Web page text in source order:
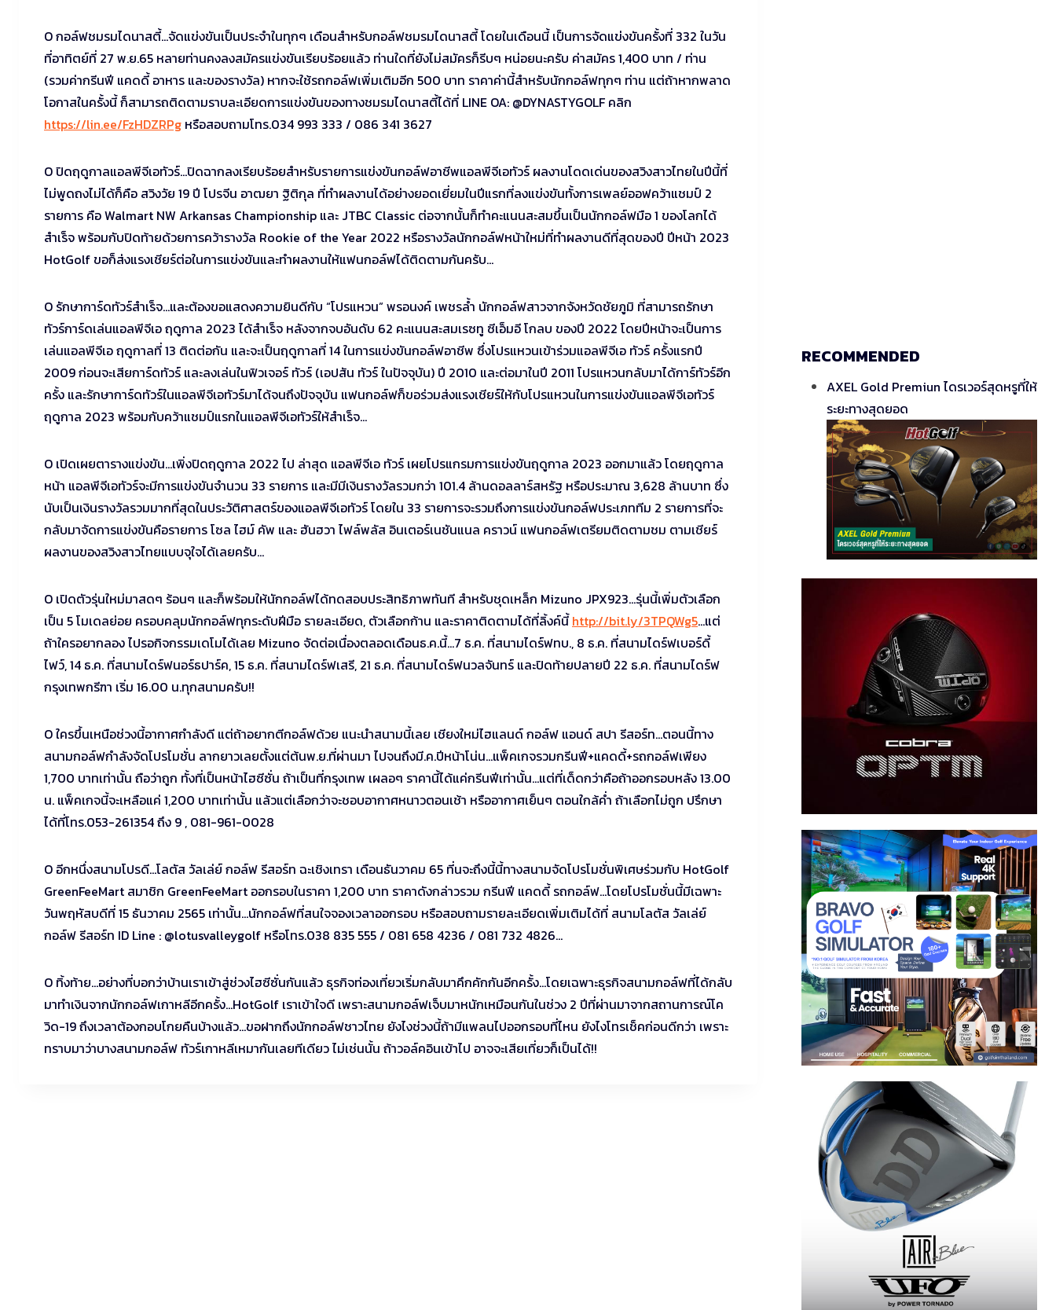
O กอล์ฟชมรมไดนาสตี้…จัดแข่งขันเป็นประจำในทุกๆ เดือนสำหรับกอล์ฟชมรมไดนาสตี้ โดยในเดือนนี้ เป็นการจัดแข่งขันครั้งที่ 332 ในวัน
ที่อาทิตย์ที่ 27 พ.ย.65 หลายท่านคงลงสมัครแข่งขันเรียบร้อยแล้ว ท่านใดที่ยังไม่สมัครก็รีบๆ หน่อยนะครับ ค่าสมัคร 1,400 บาท / ท่าน
(รวมค่ากรีนฟี แคดดี้ อาหาร และของรางวัล) หากจะใช้รถกอล์ฟเพิ่มเติมอีก 500 บาท ราคาค่านี้สำหรับนักกอล์ฟทุกๆ ท่าน แต่ถ้าหากพลาด
โอกาสในครั้งนี้ ก็สามารถติดตามราบละเอียดการแข่งขันของทางชมรมไดนาสตี้ได้ที่ LINE OA: @DYNASTYGOLF คลิก
https://lin.ee/FzHDZRPg หรือสอบถามโทร.034 993 333 / 086 341 3627
O ปิดฤดูกาลแอลพีจีเอทัวร์…ปิดฉากลงเรียบร้อยสำหรับรายการแข่งขันกอล์ฟอาชีพแอลพีจีเอทัวร์ ผลงานโดดเด่นของสวิงสาวไทยในปีนี้ที่
ไม่พูดถงไม่ได้ก็คือ สวิงวัย 19 ปี โปรจีน อาฒยา ฐิติกุล ที่ทำผลงานได้อย่างยอดเยี่ยมในปีแรกที่ลงแข่งขันทั้งการเพลย์ออฟคว้าแชมป์ 2
รายการ คือ Walmart NW Arkansas Championship และ JTBC Classic ต่อจากนั้นก็ทำคะแนนสะสมขึ้นเป็นนักกอล์ฟมือ 1 ของโลกได้
สำเร็จ พร้อมกับปิดท้ายด้วยการคว้ารางวัล Rookie of the Year 2022 หรือรางวัลนักกอล์ฟหน้าใหม่ที่ทำผลงานดีที่สุดของปี ปีหน้า 2023
HotGolf ขอก็ส่งแรงเชียร์ต่อในการแข่งขันและทำผลงานให้แฟนกอล์ฟได้ติดตามกันครับ…
O รักษาการ์ดทัวร์สำเร็จ…และต้องขอแสดงความยินดีกับ “โปรแหวน” พรอนงค์ เพชรล้ำ นักกอล์ฟสาวจากจังหวัดชัยภูมิ ที่สามารถรักษา
ทัวร์การ์ดเล่นแอลพีจีเอ ฤดูกาล 2023 ได้สำเร็จ หลังจากจบอันดับ 62 คะแนนสะสมเรซทู ซีเอ็มอี โกลบ ของปี 2022 โดยปีหน้าจะเป็นการ
เล่นแอลพีจีเอ ฤดูกาลที่ 13 ติดต่อกัน และจะเป็นฤดูกาลที่ 14 ในการแข่งขันกอล์ฟอาชีพ ซึ่งโปรแหวนเข้าร่วมแอลพีจีเอ ทัวร์ ครั้งแรกปี
2009 ก่อนจะเสียการ์ดทัวร์ และลงเล่นในฟิวเจอร์ ทัวร์ (เอปสัน ทัวร์ ในปัจจุบัน) ปี 2010 และต่อมาในปี 2011 โปรแหวนกลับมาได้การ์ทัวร์อีก
ครั้ง และรักษาการ์ดทัวร์ในแอลพีจีเอทัวร์มาได้จนถึงปัจจุบัน แฟนกอล์ฟก็ขอร่วมส่งแรงเชียร์ให้กับโปรแหวนในการแข่งขันแอลพีจีเอทัวร์
ฤดูกาล 2023 พร้อมกับคว้าแชมป์แรกในแอลพีจีเอทัวร์ให้สำเร็จ…
O เปิดเผยตารางแข่งขัน…เพิ่งปิดฤดูกาล 2022 ไป ล่าสุด แอลพีจีเอ ทัวร์ เผยโปรแกรมการแข่งขันฤดูกาล 2023 ออกมาแล้ว โดยฤดูกาล
หน้า แอลพีจีเอทัวร์จะมีการแข่งขันจำนวน 33 รายการ และมีมีเงินรางวัลรวมกว่า 101.4 ล้านดอลลาร์สหรัฐ หรือประมาณ 3,628 ล้านบาท ซึ่ง
นับเป็นเงินรางวัลรวมมากที่สุดในประวัติศาสตร์ของแอลพีจีเอทัวร์ โดยใน 33 รายการจะรวมถึงการแข่งขันกอล์ฟประเภททีม 2 รายการที่จะ
กลับมาจัดการแข่งขันคือรายการ โซล ไฮม์ คัพ และ ฮันฮวา ไฟล์พลัส อินเตอร์เนชันแนล คราวน์ แฟนกอล์ฟเตรียมติดตามชม ตามเชียร์
ผลงานของสวิงสาวไทยแบบจุใจได้เลยครับ…
O เปิดตัวรุ่นใหม่มาสดๆ ร้อนๆ และก็พร้อมให้นักกอล์ฟได้ทดสอบประสิทธิภาพทันที สำหรับชุดเหล็ก Mizuno JPX923…รุ่นนี้เพิ่มตัวเลือก
เป็น 5 โมเดลย่อย ครอบคลุมนักกอล์ฟทุกระดับฝีมือ รายละเอียด, ตัวเลือกก้าน และราคาติดตามได้ที่ลิ้งค์นี้http://bit.ly/3TPQWg5…แต่
ถ้าใครอยากลอง ไปรอกิจกรรมเดโมได้เลย Mizuno จัดต่อเนื่องตลอดเดือนธ.ค.นี้…7 ธ.ค. ที่สนามไดร์ฟทบ., 8 ธ.ค. ที่สนามไดร์ฟเบอร์ดี้
ไฟว์, 14 ธ.ค. ที่สนามไดร์ฟนอร์ธปาร์ค, 15 ธ.ค. ที่สนามไดร์ฟเสรี, 21 ธ.ค. ที่สนามไดร์ฟนวลจันทร์ และปิดท้ายปลายปี 22 ธ.ค. ที่สนามไดร์ฟ
กรุงเทพกรีฑา เริ่ม 16.00 น.ทุกสนามครับ!!
O ใครขึ้นเหนือช่วงนี้อากาศกำลังดี แต่ถ้าอยากตีกอล์ฟด้วย แนะนำสนามนี้เลย เชียงใหม่ไฮแลนด์ กอล์ฟ แอนด์ สปา รีสอร์ท…ตอนนี้ทาง
สนามกอล์ฟกำลังจัดโปรโมชั่น ลากยาวเลยตั้งแต่ต้นพ.ย.ที่ผ่านมา ไปจนถึงมี.ค.ปีหน้าโน่น…แพ็คเกจรวมกรีนฟี+แคดดี้+รถกอล์ฟเพียง
1,700 บาทเท่านั้น ถือว่าถูก ทั้งที่เป็นหน้าไฮซีซั่น ถ้าเป็นที่กรุงเทพ เผลอๆ ราคานี้ได้แค่กรีนฟีเท่านั้น…แต่ที่เด็ดกว่าคือถ้าออกรอบหลัง 13.00
น. แพ็คเกจนี้จะเหลือแค่ 1,200 บาทเท่านั้น แล้วแต่เลือกว่าจะชอบอากาศหนาวตอนเช้า หรืออากาศเย็นๆ ตอนใกล้ค่ำ ถ้าเลือกไม่ถูก ปรึกษา
ได้ที่โทร.053-261354 ถึง 9 , 081-961-0028
O อีกหนึ่งสนามโปรดี…โลตัส วัลเล่ย์ กอล์ฟ รีสอร์ท ฉะเชิงเทรา เดือนธันวาคม 65 ที่นจะถึงนี้นี้ทางสนามจัดโปรโมชั่นพิเศษร่วมกับ HotGolf
GreenFeeMart สมาชิก GreenFeeMart ออกรอบในราคา 1,200 บาท ราคาดังกล่าวรวม กรีนฟี แคดดี้ รถกอล์ฟ…โดยโปรโมชั่นนี้มีเฉพาะ
วันพฤหัสบดีที่ 15 ธันวาคม 2565 เท่านั้น…นักกอล์ฟที่สนใจจองเวลาออกรอบ หรือสอบถามรายละเอียดเพิ่มเติมได้ที่ สนามโลตัส วัลเล่ย์
กอล์ฟ รีสอร์ท ID Line : @lotusvalleygolf หรือโทร.038 835 555 / 081 658 4236 / 081 732 4826…
O ทิ้งท้าย…อย่างที่บอกว่าบ้านเราเข้าสู่ช่วงไฮซีซั่นกันแล้ว ธุรกิจท่องเที่ยวเริ่มกลับมาคึกคักกันอีกครั้ง…โดยเฉพาะธุรกิจสนามกอล์ฟที่ได้กลับ
มาทำเงินจากนักกอล์ฟเกาหลีอีกครั้ง…HotGolf เราเข้าใจดี เพราะสนามกอล์ฟเจ็บมาหนักเหมือนกันในช่วง 2 ปีที่ผ่านมาจากสถานการณ์โค
วิด-19 ถึงเวลาต้องกอบโกยคืนบ้างแล้ว…ขอฝากถึงนักกอล์ฟชาวไทย ยังไงช่วงนี้ถ้ามีแพลนไปออกรอบที่ไหน ยังไงโทรเช็คก่อนดีกว่า เพราะ
ทราบมาว่าบางสนามกอล์ฟ ทัวร์เกาหลีเหมากันเลยทีเดียว ไม่เช่นนั้น ถ้าวอล์คอินเข้าไป อาจจะเสียเที่ยวก็เป็นได้!!
RECOMMENDED
AXEL Gold Premiun ไดรเวอร์สุดหรูที่ให้
ระยะทางสุดยอด